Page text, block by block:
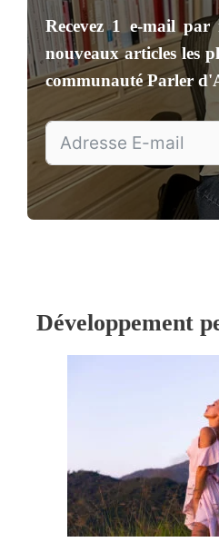
Recevez1 e-mail par
nouveaux articles les
communautéParler
Développement